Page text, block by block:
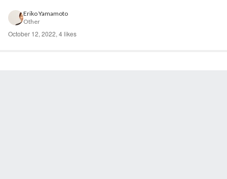
す！！ 人数も増えて新しくなったオフィスはどんな感じなのでしょう
か？わくわく😊 早速Let's ...
Eriko Yamamoto
Other
October 12, 2022, 4 likes